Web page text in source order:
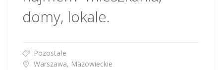
domy, lokale.
Pozostałe
Warszawa, Mazowieckie